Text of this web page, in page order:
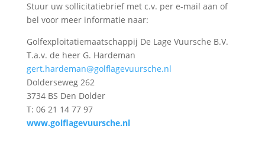
Stuur uw sollicitatiebrief met c.v. per e-mail aan of
bel voor meer informatie naar:
Golfexploitatiemaatschappij De Lage Vuursche B.V.
T.a.v. de heer G. Hardeman
gert.hardeman@golflagevuursche.nl
Dolderseweg 262
3734 BS Den Dolder
T: 06 21 14 77 97
www.golflagevuursche.nl